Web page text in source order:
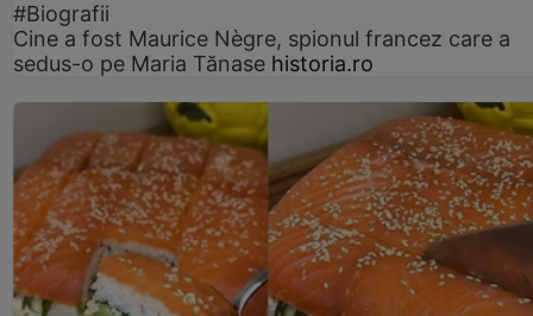
#Biografii
Cine a fost Maurice Nègre, spionul francez care a
sedus-o pe Maria Tănase historia.ro